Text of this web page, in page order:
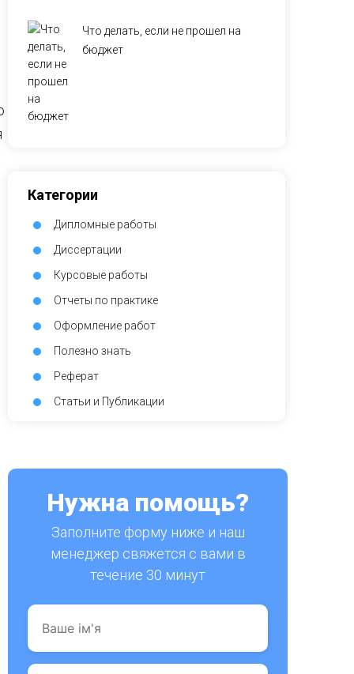
Что делать, если не прошел на
бюджет
Категории
Дипломные работы
Диссертации
Курсовые работы
Отчеты по практике
Оформление работ
Полезно знать
Реферат
Статьи и Публикации
Нужна помощь?
Заполните форму ниже и наш
менеджер свяжется с вами в
течение 30 минут